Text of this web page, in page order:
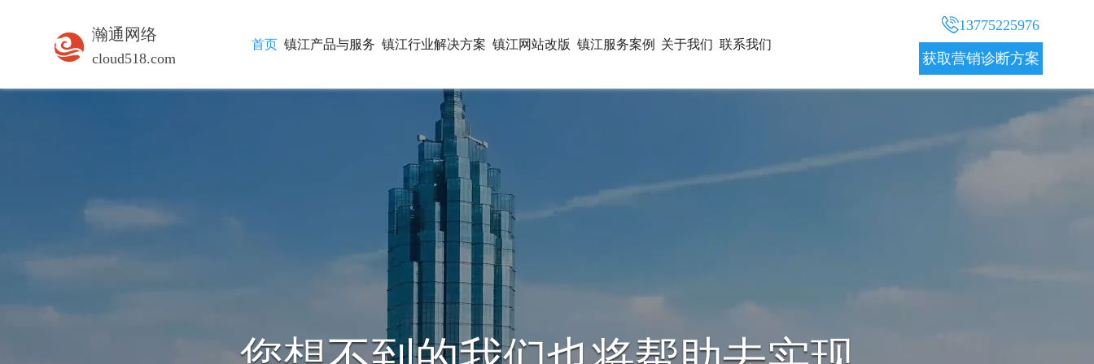
瀚通网络
cloud518.com
首页 镇江产品与服务 镇江行业解决方案 镇江网站改版 镇江服务案例 关于我们 联系我们
13775225976
获取营销诊断方案